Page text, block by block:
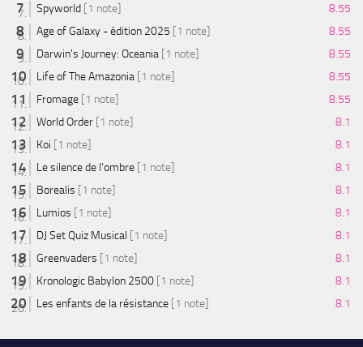
Spyworld [1 note]
8.55
Age of Galaxy - édition 2025 [1 note]
8.55
Darwin's Journey: Oceania [1 note]
8.55
Life of The Amazonia [1 note]
8.55
Fromage [1 note]
8.55
World Order [1 note]
8.1
Koi [1 note]
8.1
Le silence de l'ombre [1 note]
8.1
Borealis [1 note]
8.1
Lumios [1 note]
8.1
DJ Set Quiz Musical [1 note]
8.1
Greenvaders [1 note]
8.1
Kronologic Babylon 2500 [1 note]
8.1
Les enfants de la résistance [1 note] 8.1